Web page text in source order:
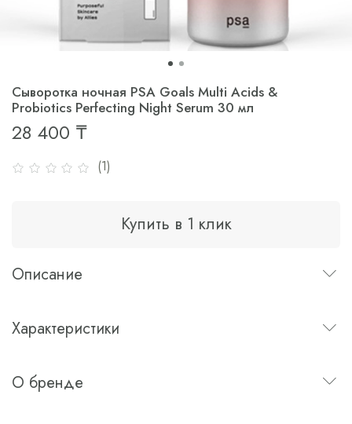
(1)
Сыворотка ночная PSA Goals Multi Acids &
Probiotics Perfecting Night Serum 30 мл
28 400 ₸
Купить в 1 клик
Описание
Характеристики
О бренде